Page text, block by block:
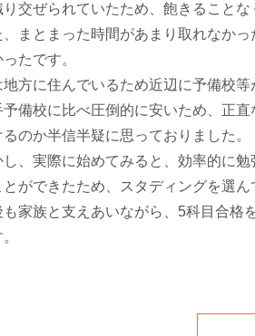
り交ぜられていたため、飽きること
、まとまった時間があまり取れなか
たです。
地方に住んでいるため近辺に予備校
予備校に比べ圧倒的に安いため、正
るのか半信半疑に思っておりました。
し、実際に始めてみると、効率的に
とができたため、スタディングを選ん
も家族と支えあいながら、5科目合格